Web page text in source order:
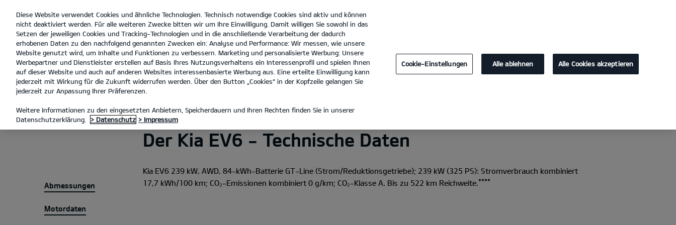
open
menu
Christ GmbH Tel. :0981 - 14268
Technische Daten
Abmessungen
Motordaten
Entdecken Probefahrt Konfigurator
MODELLE
Der Kia EV6 - Technische Daten
Kia EV6 239 kW, AWD, 84-kWh-Batterie GT-Line (Strom/Reduktionsgetriebe); 239 kW (325 PS): Stromverbrauch kombiniert
17,7 kWh/100 km; CO₂-Emissionen kombiniert 0 g/km; CO₂-Klasse A. Bis zu 522 km Reichweite.****
Diese Website verwendet Cookies und ähnliche Technologien. Technisch notwendige Cookies sind aktiv und können
nicht deaktiviert werden. Für alle weiteren Zwecke bitten wir um Ihre Einwilligung. Damit willigen Sie sowohl in das
Setzen der jeweiligen Cookies und Tracking-Technologien und in die anschließende Verarbeitung der dadurch
erhobenen Daten zu den nachfolgend genannten Zwecken ein: Analyse und Performance: Wir messen, wie unsere
Website genutzt wird, um Inhalte und Funktionen zu verbessern. Marketing und personalisierte Werbung: Unsere
Werbepartner und Dienstleister erstellen auf Basis Ihres Nutzungsverhaltens ein Interessenprofil und spielen Ihnen
auf dieser Website und auch auf anderen Websites interessenbasierte Werbung aus. Eine erteilte Einwilligung kann
jederzeit mit Wirkung für die Zukunft widerrufen werden. Über den Button „Cookies“ in der Kopfzeile gelangen Sie
jederzeit zur Anpassung Ihrer Präferenzen.
Weitere Informationen zu den eingesetzten Anbietern, Speicherdauern und Ihren Rechten finden Sie in unserer
Datenschutzerklärung.
> Datenschutz > Impressum
Cookie-Einstellungen Alle ablehnen Alle Cookies akzeptieren